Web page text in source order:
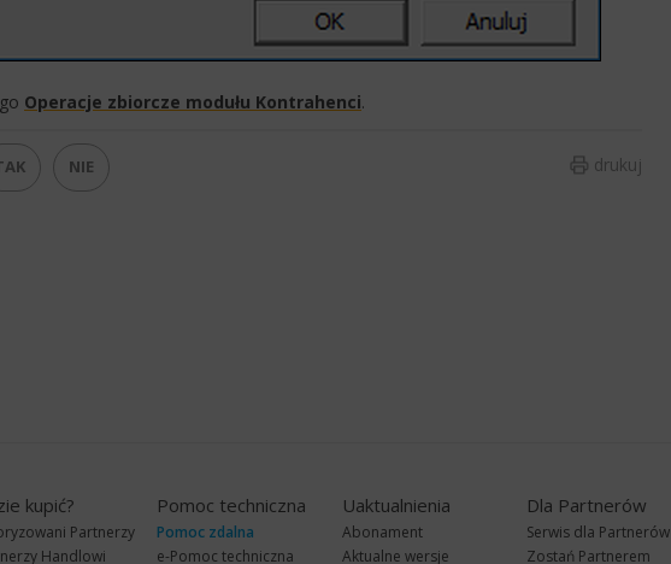
Operacje zbiorcze modułu Kontrahenci. ​
NIE drukuj
kupić?
Partnerzy
Handlowi
Pomoc techniczna
Pomoc zdalna
e-Pomoc techniczna
Uaktualnienia
Abonament
Aktualne wersje
Dla Partnerów
Serwis dla Partnerów
Zostań Partnerem